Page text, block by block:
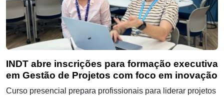
INDT abre inscrições para formação executiva
em Gestão de Projetos com foco em inovação
Curso presencial prepara profissionais para liderar projetos